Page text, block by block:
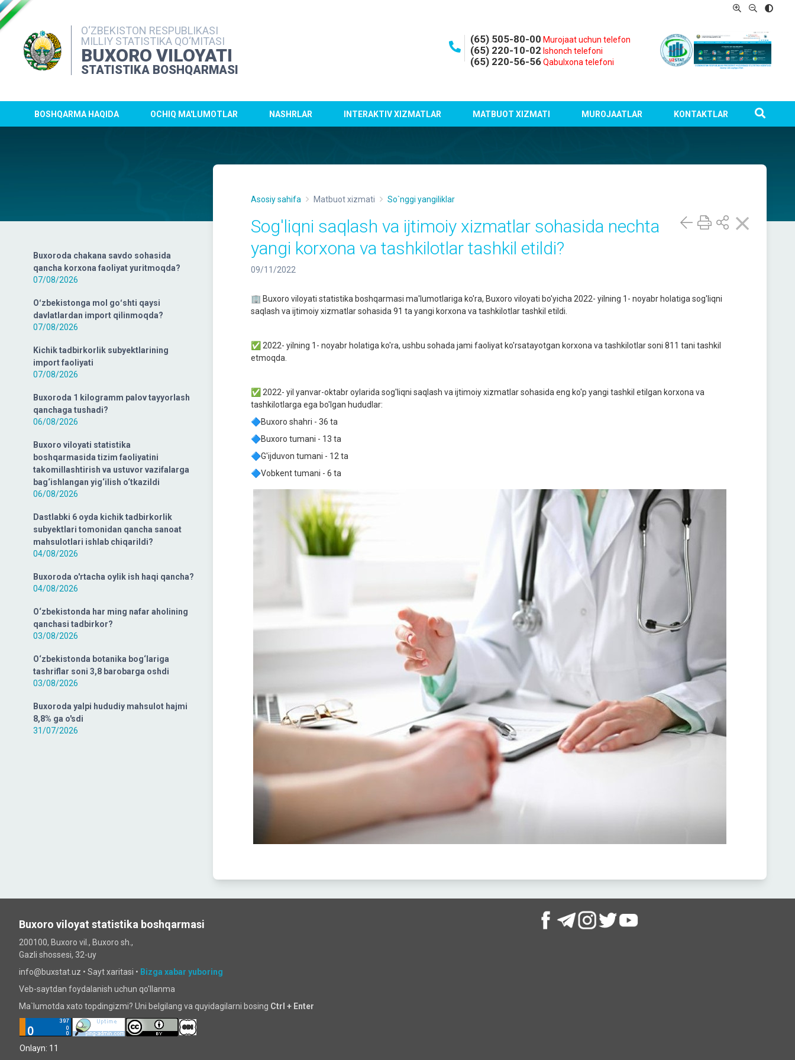
O‘ZBEKISTON RESPUBLIKASI
MILLIY STATISTIKA QO‘MITASI
BUXORO VILOYATI
STATISTIKA BOSHQARMASI
(65) 505-80-00 Murojaat uchun telefon
(65) 220-10-02 Ishonch telefoni
(65) 220-56-56 Qabulxona telefoni
BOSHQARMA HAQIDA OCHIQ MA'LUMOTLAR NASHRLAR INTERAKTIV XIZMATLAR MATBUOT XIZMATI MUROJAATLAR KONTAKTLAR
Buxoroda chakana savdo sohasida
qancha korxona faoliyat yuritmoqda?
07/08/2026
Oʻzbekistonga mol goʻshti qaysi
davlatlardan import qilinmoqda?
07/08/2026
Kichik tadbirkorlik subyektlarining
import faoliyati
07/08/2026
Buxoroda 1 kilogramm palov tayyorlash
qanchaga tushadi?
06/08/2026
Buxoro viloyati statistika
boshqarmasida tizim faoliyatini
takomillashtirish va ustuvor vazifalarga
bag‘ishlangan yig‘ilish o‘tkazildi
06/08/2026
Dastlabki 6 oyda kichik tadbirkorlik
subyektlari tomonidan qancha sanoat
mahsulotlari ishlab chiqarildi?
04/08/2026
Buxoroda o'rtacha oylik ish haqi qancha?
04/08/2026
O‘zbekistonda har ming nafar aholining
qanchasi tadbirkor?
03/08/2026
O‘zbekistonda botanika bog‘lariga
tashriflar soni 3,8 barobarga oshdi
03/08/2026
Buxoroda yalpi hududiy mahsulot hajmi
8,8% ga o'sdi
31/07/2026
Asosiy sahifa Matbuot xizmati So`nggi yangiliklar
Sog'liqni saqlash va ijtimoiy xizmatlar sohasida nechta
yangi korxona va tashkilotlar tashkil etildi?
09/11/2022
🏢 Buxoro viloyati statistika boshqarmasi ma'lumotlariga ko'ra, Buxoro viloyati bo'yicha 2022- yilning 1- noyabr holatiga sog'liqni
saqlash va ijtimoiy xizmatlar sohasida 91 ta yangi korxona va tashkilotlar tashkil etildi.
✅ 2022- yilning 1- noyabr holatiga ko'ra, ushbu sohada jami faoliyat ko'rsatayotgan korxona va tashkilotlar soni 811 tani tashkil
etmoqda.
✅ 2022- yil yanvar-oktabr oylarida sog'liqni saqlash va ijtimoiy xizmatlar sohasida eng ko'p yangi tashkil etilgan korxona va
tashkilotlarga ega bo'lgan hududlar:
🔷Buxoro shahri - 36 ta
🔷Buxoro tumani - 13 ta
🔷G'ijduvon tumani - 12 ta
🔷Vobkent tumani - 6 ta
Buxoro viloyat statistika boshqarmasi
200100, Buxoro vil., Buxoro sh.,
Gazli shossesi, 32-uy
info@buxstat.uz • Sayt xaritasi • Bizga xabar yuboring
Veb-saytdan foydalanish uchun qo'llanma
Ma`lumotda xato topdingizmi? Uni belgilang va quyidagilarni bosing Ctrl + Enter
Onlayn: 11